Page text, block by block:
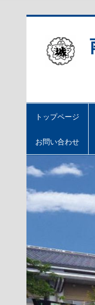
トップページ
お問い合わせ